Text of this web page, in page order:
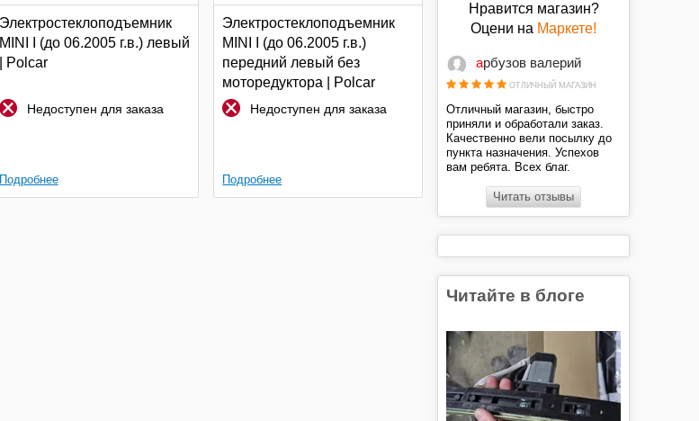
Электростеклоподъемник
MINI I (до 06.2005 г.в.) левый
| Polcar
Недоступен для заказа
Подробнее
Электростеклоподъемник
MINI I (до 06.2005 г.в.)
передний левый без
моторедуктора | Polcar
Недоступен для заказа
Подробнее
Нравится магазин?
Оцени на Маркете!
арбузов валерий
ОТЛИЧНЫЙ МАГАЗИН
Отличный магазин, быстро
приняли и обработали заказ.
Качественно вели посылку до
пункта назначения. Успехов
вам ребята. Всех благ.
Читать отзывы
Читайте в блоге